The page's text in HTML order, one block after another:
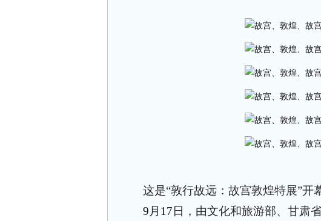
这是“敦行故远：故宫敦煌特展”开
9 月 17 日，由文化和旅游部、甘肃